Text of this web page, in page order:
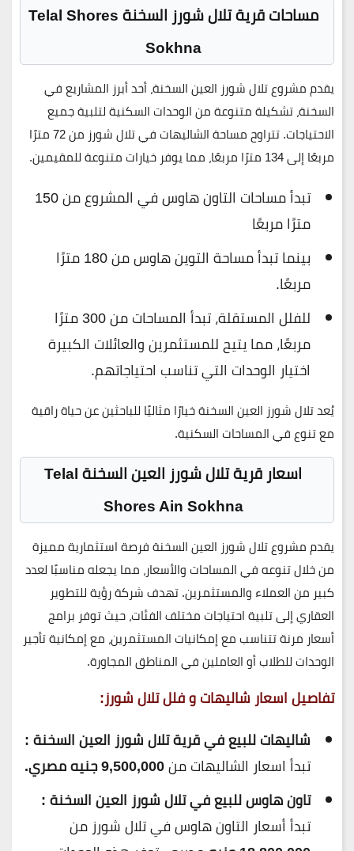
مساحات قرية تلال شورز السخنة Telal Shores
Sokhna
يقدم مشروع تلال شورز العين السخنة، أحد أبرز المشاريع في
السخنة، تشكيلة متنوعة من الوحدات السكنية لتلبية جميع
الاحتياجات. تتراوح مساحة الشاليهات في تلال شورز من 72 مترًا
مربعًا إلى 134 مترًا مربعًا، مما يوفر خيارات متنوعة للمقيمين.
تبدأ مساحات التاون هاوس في المشروع من 150
مترًا مربعًا
بينما تبدأ مساحة التوين هاوس من 180 مترًا
مربعًا.
للفلل المستقلة، تبدأ المساحات من 300 مترًا
مربعًا، مما يتيح للمستثمرين والعائلات الكبيرة
اختيار الوحدات التي تناسب احتياجاتهم.
يُعد تلال شورز العين السخنة خيارًا مثاليًا للباحثين عن حياة راقية
مع تنوع في المساحات السكنية.
اسعار قرية تلال شورز العين السخنة Telal
Shores Ain Sokhna
يقدم مشروع تلال شورز العين السخنة فرصة استثمارية مميزة
من خلال تنوعه في المساحات والأسعار، مما يجعله مناسبًا لعدد
كبير من العملاء والمستثمرين. تهدف شركة رؤية للتطوير
العقاري إلى تلبية احتياجات مختلف الفئات، حيث توفر برامج
أسعار مرنة تتناسب مع إمكانيات المستثمرين، مع إمكانية تأجير
الوحدات للطلاب أو العاملين في المناطق المجاورة.
تفاصيل اسعار شاليهات و فلل تلال شورز:
شاليهات للبيع في قرية تلال شورز العين السخنة :
تبدأ اسعار الشاليهات من
تاون هاوس للبيع في تلال شورز العين السخنة :
تبدأ أسعار التاون هاوس في تلال شورز من